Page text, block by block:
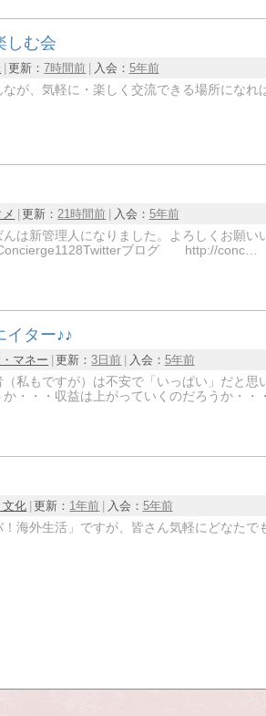
しむ会
更新：7時間前 入会： 5年前
が、気軽に・楽しく交流できる場所になれ
更新：21時間前 入会： 5年前
んは新管理人になりました。よろしく
ブログ http://conc…
イター♪♪
マネー 更新： 3日前 入会： 5年前
私もですが）は不安で「いっぱい」だと
か・・・収益は上がっていくのだろうか・・
文化 更新： 1年前 入会： 5年前
海外生活」ですが、皆さん気軽にどなたで